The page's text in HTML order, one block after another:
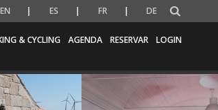
EN ES FR DE
& CYCLING AGENDA RESERVAR LOGIN